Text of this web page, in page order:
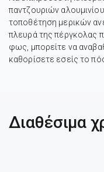
παντζουριών
τοποθέτηση μερικών
πλευρά της πέργκολας
φως, μπορείτε να
καθορίσετε εσείς το
Διαθέσιμα